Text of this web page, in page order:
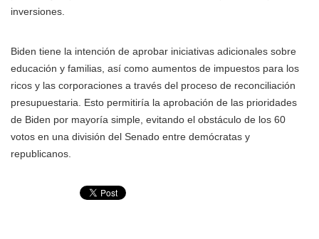
inversiones.
Biden tiene la intención de aprobar iniciativas adicionales sobre
educación y familias, así como aumentos de impuestos para los
ricos y las corporaciones a través del proceso de reconciliación
presupuestaria. Esto permitiría la aprobación de las prioridades
de Biden por mayoría simple, evitando el obstáculo de los 60
votos en una división del Senado entre demócratas y
republicanos.